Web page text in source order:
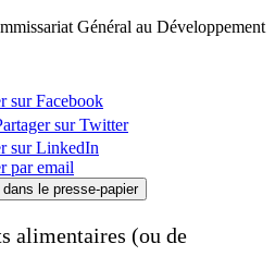
Général au Développement
sur Facebook
sur Twitter
sur LinkedIn
par email
dans le presse-papier
alimentaires (ou de